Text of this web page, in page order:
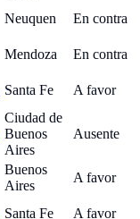
Neuquen En contra
Mendoza
En contra
Santa Fe A favor
Ciudad de
Buenos
Aires
Ausente
Buenos
Aires
A favor
Santa Fe
A favor